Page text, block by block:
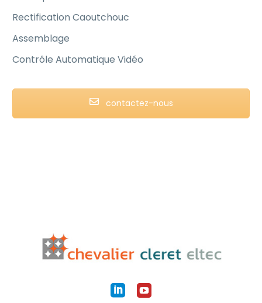
Rectification Caoutchouc
Assemblage
Contrôle Automatique Vidéo
contactez-nous